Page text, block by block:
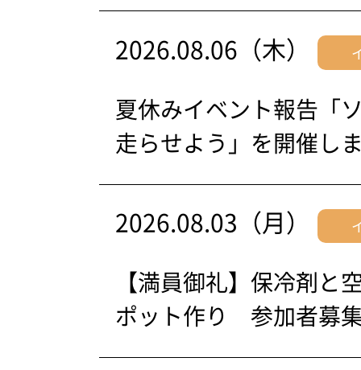
2026.08.06（木）
夏休みイベント報告「
走らせよう」を開催し
2026.08.03（月）
【満員御礼】保冷剤と
ポット作り 参加者募